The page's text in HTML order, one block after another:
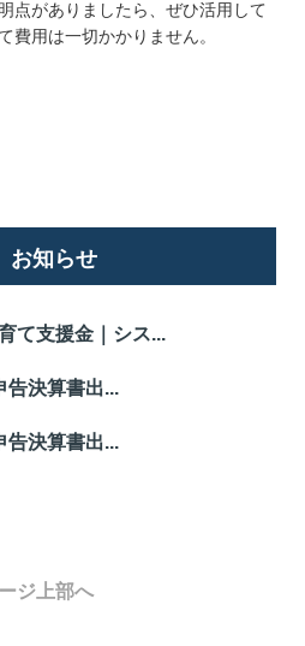
点がありましたら、ぜひ活用して
用は一切かかりません。
お知らせ
て支援金｜シス...
告決算書出...
告決算書出...
ジ上部へ